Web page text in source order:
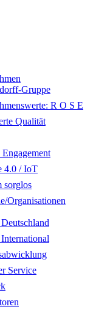
Gruppe
R O S E
Qualität
Engagement
4.0 / IoT
sorglos
Organisationen
Service